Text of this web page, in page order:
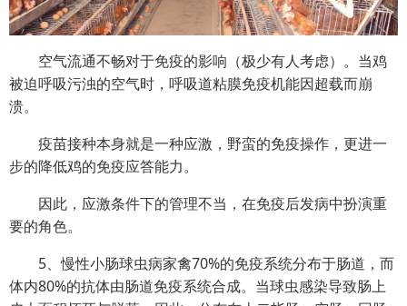
空气流通不畅对于免疫的影响（极少有人考虑）。当鸡
被迫呼吸污浊的空气时，呼吸道粘膜免疫机能因超载而崩
溃。
疫苗接种本身就是一种应激，野蛮的免疫操作，更进一
步的降低鸡的免疫应答能力。
因此，应激条件下的管理不当，在免疫后发病中扮演重
要的角色。
5、慢性小肠球虫病家禽70%的免疫系统分布于肠道，而
体内80%的抗体由肠道免疫系统合成。当球虫感染导致肠上